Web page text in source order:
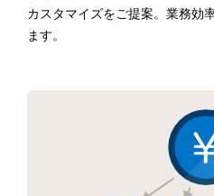
カスタマイズをご提案。業務効
ます。